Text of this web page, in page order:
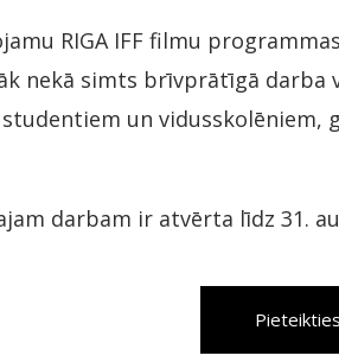
RIGA IFF filmu
nekā simts brīvprātīgā
un vidusskolēniem,
darbam ir atvērta līdz 31.
Pieteikties